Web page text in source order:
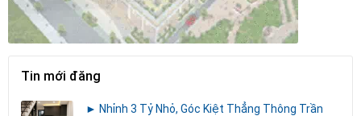
Tin mới đăng
► Nhỉnh 3 Tỷ Nhỏ, Góc Kiệt Thẳng Thông Trần